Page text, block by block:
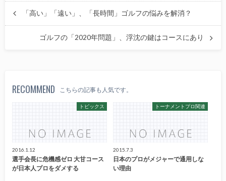
「高い」「遠い」、「長時間」ゴルフの悩みを解消？
ゴルフの「2020年問題」、浮沈の鍵はコースにあり
RECOMMEND こちらの記事も人気です。
トピックス
2016.1.12
選手会長に危機感ゼロ 大甘コース
が日本人プロをダメする
トーナメントプロ関連
2015.7.3
日本のプロがメジャーで通用しな
い理由